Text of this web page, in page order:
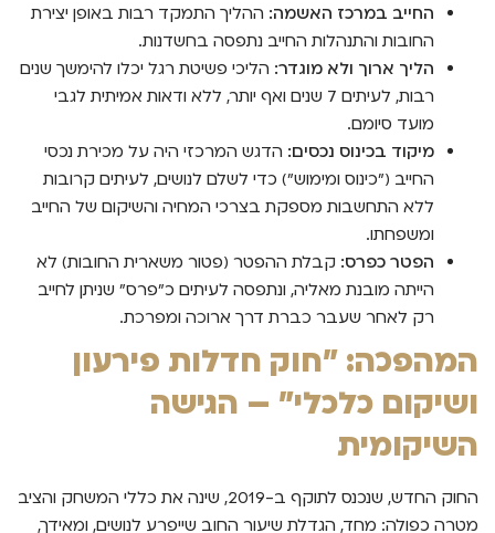
החייב במרכז האשמה: ההליך התמקד רבות באופן יצירת
החובות והתנהלות החייב נתפסה בחשדנות.
הליך ארוך ולא מוגדר: הליכי פשיטת רגל יכלו להימשך שנים
רבות, לעיתים 7 שנים ואף יותר, ללא ודאות אמיתית לגבי
מועד סיומם.
מיקוד בכינוס נכסים: הדגש המרכזי היה על מכירת נכסי
החייב ("כינוס ומימוש") כדי לשלם לנושים, לעיתים קרובות
ללא התחשבות מספקת בצרכי המחיה והשיקום של החייב
ומשפחתו.
הפטר כפרס: קבלת ההפטר (פטור משארית החובות) לא
הייתה מובנת מאליה, ונתפסה לעיתים כ"פרס" שניתן לחייב
רק לאחר שעבר כברת דרך ארוכה ומפרכת.
המהפכה: "חוק חדלות פירעון
ושיקום כלכלי" – הגישה
השיקומית
החוק החדש, שנכנס לתוקף ב-2019, שינה את כללי המשחק והציב
מטרה כפולה: מחד, הגדלת שיעור החוב שייפרע לנושים, ומאידך,